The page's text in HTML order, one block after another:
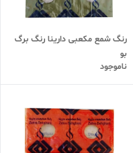
رنگ شمع مکعبی دارینا رنگ برگ
بو
ناموجود